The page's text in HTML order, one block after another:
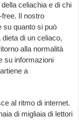
celiachia e di chi
Il nostro
su quanto si può
di un celiaco,
alla normalità
su informazioni
a
al ritmo di internet.
di migliaia di lettori